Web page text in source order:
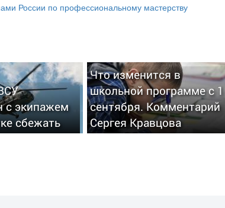
России по профессиональному мастерству
с экипажем
сбежать
Что изменится в
школьной программе с 1
сентября. Комментарий
Сергея Кравцова